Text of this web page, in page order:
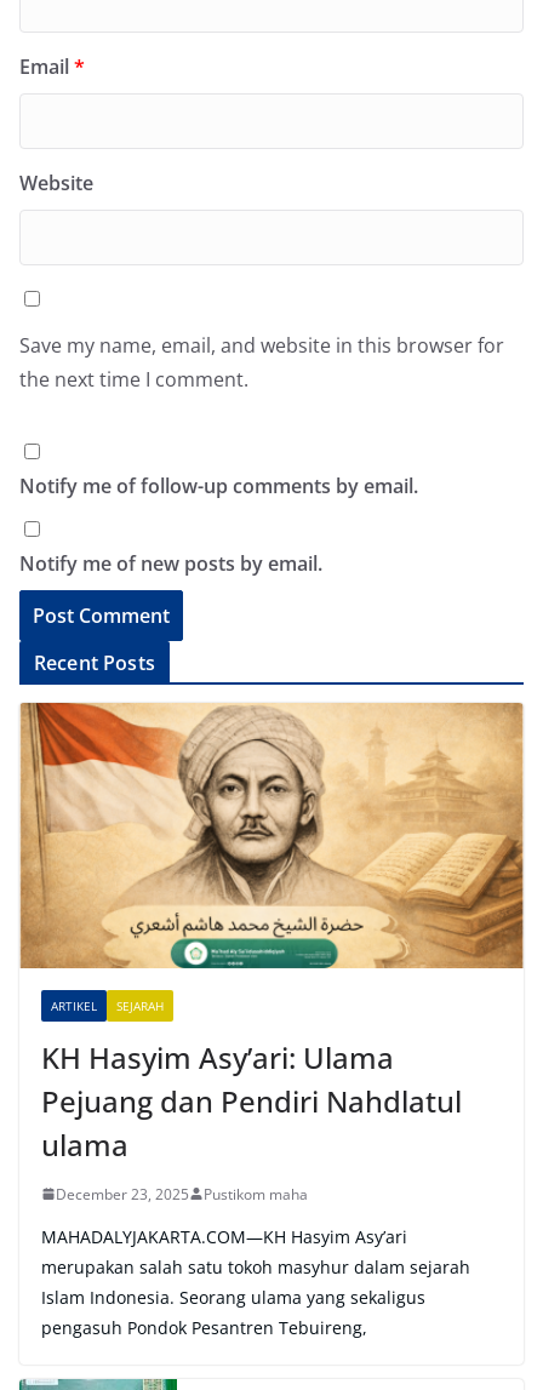
Email*
Website
Save my name, email, and website in this browser for
the next time I comment.
Notify me of follow-up comments by email.
Notify me of new posts by email.
l
t
v
Recent Posts
ARTIKEL SEJARAH
KH Hasyim Asy’ari: Ulama
Pejuang dan Pendiri Nahdlatul
ulama
December 23, 2025 Pustikom maha
MAHADALYJAKARTA.COM—KH Hasyim Asy’ari
merupakan salah satu tokoh masyhur dalam sejarah
Islam Indonesia. Seorang ulama yang sekaligus
pengasuh Pondok Pesantren Tebuireng,